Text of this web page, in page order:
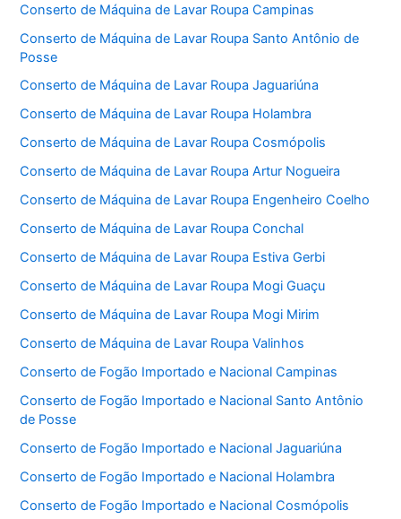
Conserto de Máquina de Lavar Roupa Campinas
Conserto de Máquina de Lavar Roupa Santo Antônio de
Posse
Conserto de Máquina de Lavar Roupa Jaguariúna
Conserto de Máquina de Lavar Roupa Holambra
Conserto de Máquina de Lavar Roupa Cosmópolis
Conserto de Máquina de Lavar Roupa Artur Nogueira
Conserto de Máquina de Lavar Roupa Engenheiro Coelho
Conserto de Máquina de Lavar Roupa Conchal
Conserto de Máquina de Lavar Roupa Estiva Gerbi
Conserto de Máquina de Lavar Roupa Mogi Guaçu
Conserto de Máquina de Lavar Roupa Mogi Mirim
Conserto de Máquina de Lavar Roupa Valinhos
Conserto de Fogão Importado e Nacional Campinas
Conserto de Fogão Importado e Nacional Santo Antônio
de Posse
Conserto de Fogão Importado e Nacional Jaguariúna
Conserto de Fogão Importado e Nacional Holambra
Conserto de Fogão Importado e Nacional Cosmópolis